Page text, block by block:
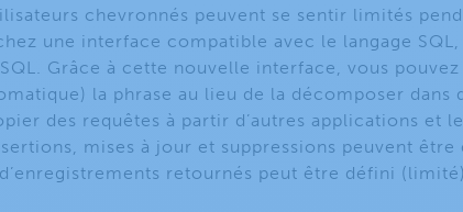
chevronnés peuvent se sentir limités
une interface compatible avec le langage
Grâce à cette nouvelle interface, vous pouvez
la phrase au lieu de la décomposer dans
des requêtes à partir d’autres applications et
mises à jour et suppressions peuvent
retournés peut être défini